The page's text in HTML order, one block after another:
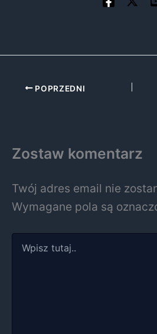
POPRZEDNI
Zostaw komentarz
Twój adres email nie
Wymagane pola są
tutaj..